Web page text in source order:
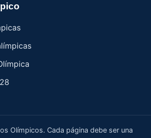
Olímpicos. Cada página debe ser una